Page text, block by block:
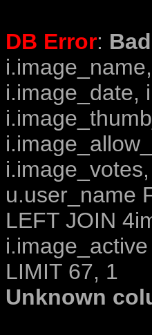
DB Error:
i.image_date,
u.user_name
LEFT JOIN
LIMIT 67, 1
Unknown